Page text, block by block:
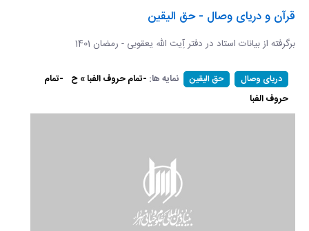
قرآن و دریای وصال - حق الیقین
برگرفته از بیانات استاد در دفتر آِیت الله یعقوبی - رمضان 1401
دریای وصال حق الیقین نمایه ها: -تمام حروف الفبا » ح -تمام
حروف الفبا